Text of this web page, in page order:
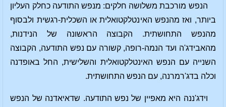
הנפש מורכבת משלושה חלקים: מנפש התודעה כחלק העליון
ביותר, ואז מהנפש האינטלקטואלית או השכלית-רגשית ולבסוף
מהנפש התחושתית. הקבוצה הראשונה של הנידנות,
מהאבידג'ה ועד הנמה-רופה, קשורה עם נפש התודעה, הקבוצה
השנייה עם הנפש האינטלקטואלית והשלישית, החל באופדנה
וכלה בדג'רמרנה, עם הנפש התחושתית.
וידג'ננה היא מאפיין של נפש התודעה. שדאיאדנה של הנפש